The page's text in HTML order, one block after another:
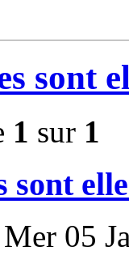
sont
1 sur 1
sont
05